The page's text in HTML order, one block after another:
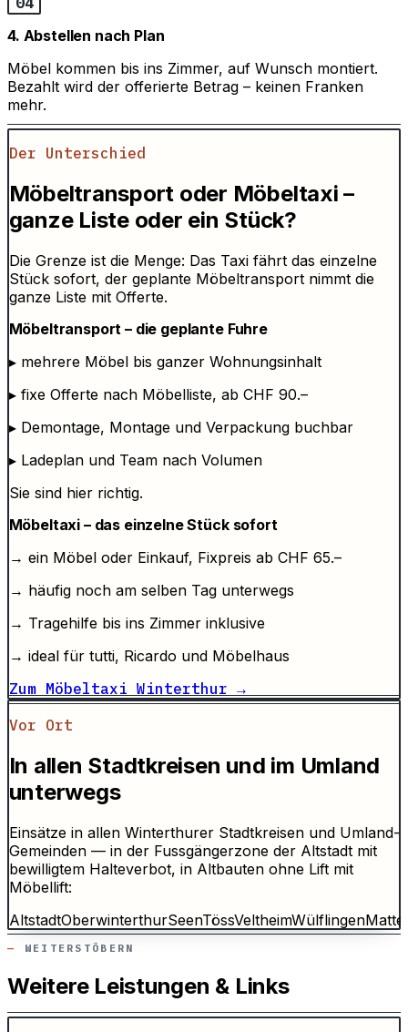
4. Abstellen nach Plan
Möbel kommen bis ins Zimmer, auf Wunsch montiert.
Bezahlt wird der offerierte Betrag – keinen Franken
mehr.
Der Unterschied
Möbeltransport oder Möbeltaxi –
ganze Liste oder ein Stück?
Die Grenze ist die Menge: Das Taxi fährt das einzelne
Stück sofort, der geplante Möbeltransport nimmt die
ganze Liste mit Offerte.
Möbeltransport – die geplante Fuhre
▸mehrere Möbel bis ganzer Wohnungsinhalt
▸fixe Offerte nach Möbelliste, ab CHF 90.–
▸Demontage, Montage und Verpackung buchbar
▸Ladeplan und Team nach Volumen
Sie sind hier richtig.
Möbeltaxi – das einzelne Stück sofort
→ ein Möbel oder Einkauf, Fixpreis ab CHF 65.–
→ häufig noch am selben Tag unterwegs
→ Tragehilfe bis ins Zimmer inklusive
→ ideal für tutti, Ricardo und Möbelhaus
Zum Möbeltaxi Winterthur →
Vor Ort
In allen Stadtkreisen und im Umland
unterwegs
Einsätze in allen Winterthurer Stadtkreisen und Umland-
Gemeinden — in der Fussgängerzone der Altstadt mit
bewilligtem Halteverbot, in Altbauten ohne Lift mit
Möbellift:
AltstadtOberwinterthurSeenTössVeltheimWülflingen
WEITERSTÖBERN
Weitere Leistungen & Links